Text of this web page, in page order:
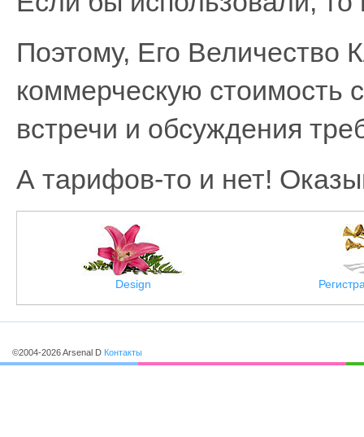
Поэтому, Его
коммерческую стоимость
встречи и обсуждения
А тарифов-то и нет!
Design
©2004-2026 Arsenal D Контакты